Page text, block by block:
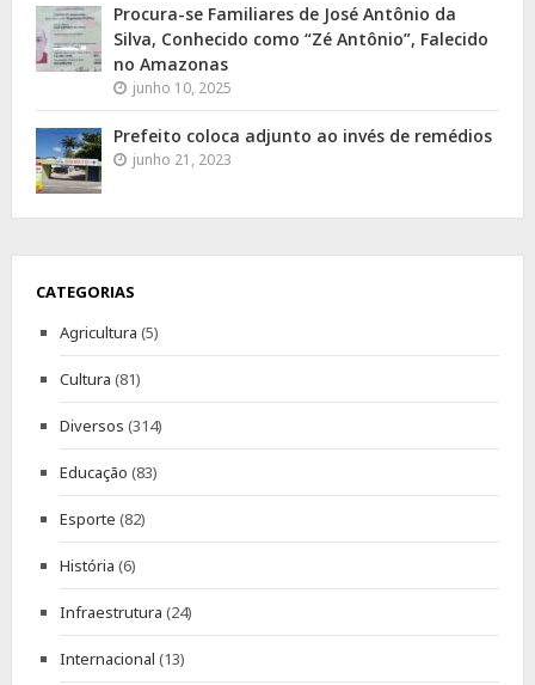
Procura-se Familiares de José Antônio da
Silva, Conhecido como “Zé Antônio”, Falecido
no Amazonas
junho 10, 2025
Prefeito coloca adjunto ao invés de remédios
junho 21, 2023
CATEGORIAS
Agricultura (5)
Cultura (81)
Diversos (314)
Educação (83)
Esporte (82)
História (6)
Infraestrutura (24)
Internacional (13)